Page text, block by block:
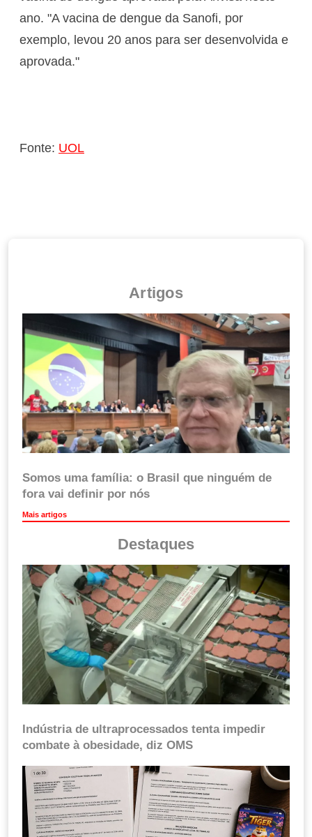
ano. "A vacina de dengue da Sanofi, por
exemplo, levou 20 anos para ser desenvolvida e
aprovada."
Fonte: UOL
Artigos
Somos uma família: o Brasil que ninguém de
fora vai definir por nós
Mais artigos
Destaques
Indústria de ultraprocessados tenta impedir
combate à obesidade, diz OMS